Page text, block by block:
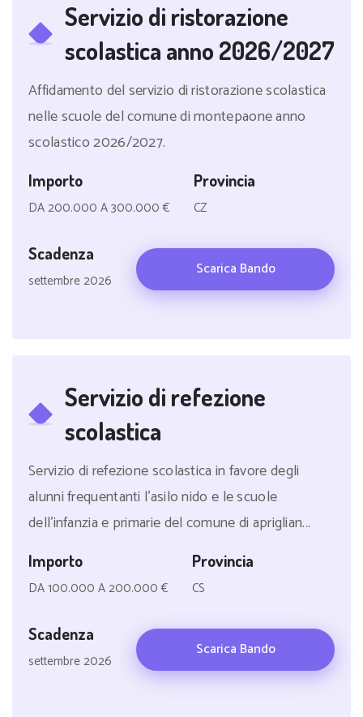
Servizio di ristorazione
scolastica anno 2026/2027
Affidamento del servizio di ristorazione scolastica
nelle scuole del comune di montepaone anno
scolastico 2026/2027.
Importo
DA 200.000 A 300.000 €
Provincia
CZ
Scadenza
settembre 2026
Scarica Bando
Servizio di refezione
scolastica
Servizio di refezione scolastica in favore degli
alunni frequentanti l'asilo nido e le scuole
dell'infanzia e primarie del comune di apriglian...
Importo
DA 100.000 A 200.000 €
Provincia
CS
Scadenza
settembre 2026
Scarica Bando